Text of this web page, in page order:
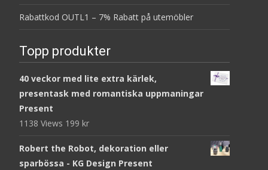
Rabattkod OUTL1 – 7% Rabatt på utemöbler
Topp produkter
40 veckor med lite extra kärlek,
presentask med romantiska uppmaningar
Present
1138 Views 199 kr
Robert the Robot, dekoration eller
sparbössa - KG Design Present